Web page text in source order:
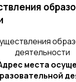
деятельности
места